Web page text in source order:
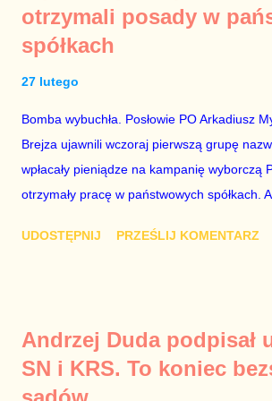
rządzącej i – przynajmniej formalnie –
państwie, sprawy prywatne nie tylko stają
całego państwa. Zastrzeżenie „jeśli są
konieczne, ponieważ mamy do czynienia z
wyjątkowo wątpliwej reputacji, ale mimo
informacje nie zostały w żaden sposób
oskarżany polityk milczy. Tygod...
otrzymali posady w
spółkach
27 lutego
Bomba wybuchła. Posłowie PO Arkadiusz
Brejza ujawnili wczoraj pierwszą grupę
wpłacały pieniądze na kampanię wyborczą
otrzymały pracę w państwowych spółkach.
polityków PO na ten temat. Pokazanie
PiS, a następnie uzyskują stanowiska w
Państwa ze względu na to, że partia PiS
tych spółek i wymienia profesjonalistów na
UDOSTĘPNIJ PRZEŚLIJ KOMENTARZ
Andrzej Duda podpisał
SN i KRS. To koniec